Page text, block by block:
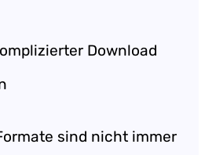
Download
sind nicht immer